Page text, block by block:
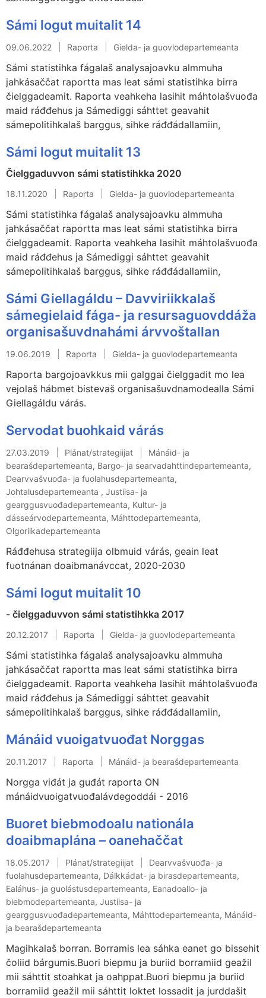
Sámi logut muitalit 14
09.06.2022 Raporta Gielda- ja guovlodepartemeanta
Sámi statistihka fágalaš analysajoavku almmuha
jahkásaččat raportta mas leat sámi statistihka birra
čielggadeamit. Raporta veahkeha lasihit máhtolašvuođa
maid ráđđehus ja Sámediggi sáhttet geavahit
sámepolitihkalaš barggus, sihke ráđđádallamiin,
Sámi logut muitalit 13
Čielggaduvvon sámi statistihkka 2020
18.11.2020 Raporta Gielda- ja guovlodepartemeanta
Sámi statistihka fágalaš analysajoavku almmuha
jahkásaččat raportta mas leat sámi statistihka birra
čielggadeamit. Raporta veahkeha lasihit máhtolašvuođa
maid ráđđehus ja Sámediggi sáhttet geavahit
sámepolitihkalaš barggus, sihke ráđđádallamiin,
Sámi Giellagáldu – Davviriikkalaš
sámegielaid fága- ja resursaguovddáža
organisašuvdnahámi árvvoštallan
19.06.2019 Raporta Gielda- ja guovlodepartemeanta
Raporta bargojoavkkus mii galggai čielggadit mo lea
vejolaš hábmet bistevaš organisašuvdnamodealla Sámi
Giellagáldu várás.
Servodat buohkaid várás
27.03.2019 Plánat/strategiijat
Mánáid- ja
bearašdepartemeanta, Bargo- ja searvadahttindepartemeanta,
Dearvvašvuođa- ja fuolahusdepartemeanta,
Johtalusdepartemeanta , Justiisa- ja
gearggusvuođadepartemeanta, Kultur- ja
dásseárvodepartemeanta, Máhttodepartemeanta,
Olgoriikadepartemeanta
Ráđđehusa strategiija olbmuid várás, geain leat
fuotnánan doaibmanávccat, 2020-2030
Sámi logut muitalit 10
- čielggaduvvon sámi statistihkka 2017
20.12.2017 Raporta Gielda- ja guovlodepartemeanta
Sámi statistihka fágalaš analysajoavku almmuha
jahkásaččat raportta mas leat sámi statistihka birra
čielggadeamit. Raporta veahkeha lasihit máhtolašvuođa
maid ráđđehus ja Sámediggi sáhttet geavahit
sámepolitihkalaš barggus, sihke ráđđádallamiin,
Mánáid vuoigatvuođat Norggas
20.11.2017 Raporta Mánáid- ja bearašdepartemeanta
Norgga viđát ja guđát raporta ON
mánáidvuoigatvuođalávdegoddái - 2016
Buoret biebmodoalu nationála
doaibmaplána – oanehaččat
18.05.2017 Plánat/strategiijat
Dearvvašvuođa- ja
fuolahusdepartemeanta, Dálkkádat- ja birasdepartemeanta,
Ealáhus- ja guolástusdepartemeanta, Eanadoallo- ja
biebmodepartemeanta, Justiisa- ja
gearggusvuođadepartemeanta, Máhttodepartemeanta, Mánáid-
ja bearašdepartemeanta
Magihkalaš borran. Borramis lea sáhka eanet go bissehit
čoliid bárgumis.Buori biepmu ja buriid borramiid geažil
mii sáhttit stoahkat ja oahppat.Buori biepmu ja buriid
borramiid geažil mii sáhttit loktet lossadit ja jurddašit